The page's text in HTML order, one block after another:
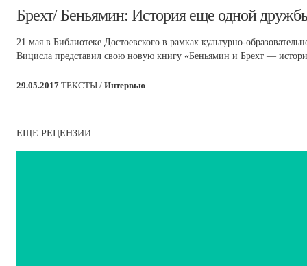
​Брехт/ Беньямин: История еще одной
21 мая в Библиотеке Достоевского в рамках культурно-
Вицисла представил свою новую книгу «Беньямин и Брехт —
29.05.2017 ТЕКСТЫ / Интервью
ЕЩЕ РЕЦЕНЗИИ